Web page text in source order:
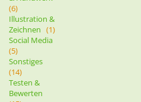
(6)
Illustration &
Zeichnen (1)
Social Media
(5)
Sonstiges
(14)
Testen &
Bewerten